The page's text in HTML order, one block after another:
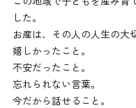
した。
お産は、その人の人生の大
嬉しかったこと。
不安だったこと。
忘れられない言葉。
今だから話せること。